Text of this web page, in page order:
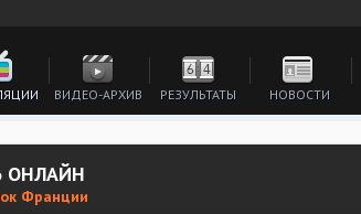
ВИДЕО-АРХИВ РЕЗУЛЬТАТЫ НОВОСТИ
ОНЛАЙН
Франции